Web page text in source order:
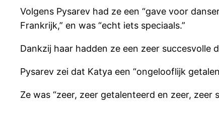
Volgens Pysarev had ze een “gave voor
Frankrijk,” en was “echt iets speciaals.”
Dankzij haar hadden ze een zeer
Pysarev zei dat Katya een “ongelooflijk
Ze was “zeer, zeer getalenteerd en zeer,